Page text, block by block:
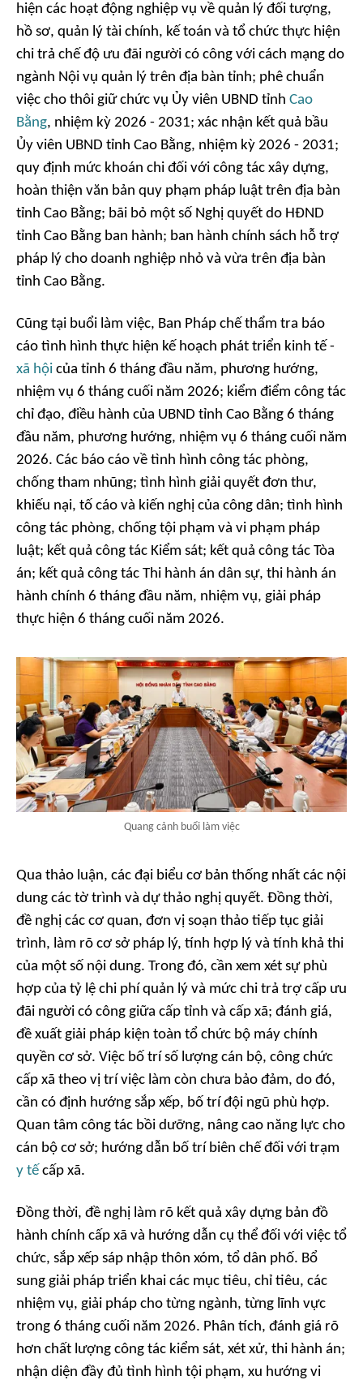
hiện các hoạt động nghiệp vụ về quản lý đối tượng,
hồ sơ, quản lý tài chính, kế toán và tổ chức thực hiện
chi trả chế độ ưu đãi người có công với cách mạng do
ngành Nội vụ quản lý trên địa bàn tỉnh; phê chuẩn
việc cho thôi giữ chức vụ Ủy viên UBND tỉnh Cao
Bằng, nhiệm kỳ 2026 - 2031; xác nhận kết quả bầu
Ủy viên UBND tỉnh Cao Bằng, nhiệm kỳ 2026 - 2031;
quy định mức khoán chi đối với công tác xây dựng,
hoàn thiện văn bản quy phạm pháp luật trên địa bàn
tỉnh Cao Bằng; bãi bỏ một số Nghị quyết do HĐND
tỉnh Cao Bằng ban hành; ban hành chính sách hỗ trợ
pháp lý cho doanh nghiệp nhỏ và vừa trên địa bàn
tỉnh Cao Bằng.
Cũng tại buổi làm việc, Ban Pháp chế thẩm tra báo
cáo tình hình thực hiện kế hoạch phát triển kinh tế -
xã hội của tỉnh 6 tháng đầu năm, phương hướng,
nhiệm vụ 6 tháng cuối năm 2026; kiểm điểm công tác
chỉ đạo, điều hành của UBND tỉnh Cao Bằng 6 tháng
đầu năm, phương hướng, nhiệm vụ 6 tháng cuối năm
2026. Các báo cáo về tình hình công tác phòng,
chống tham nhũng; tình hình giải quyết đơn thư,
khiếu nại, tố cáo và kiến nghị của công dân; tình hình
công tác phòng, chống tội phạm và vi phạm pháp
luật; kết quả công tác Kiểm sát; kết quả công tác Tòa
án; kết quả công tác Thi hành án dân sự, thi hành án
hành chính 6 tháng đầu năm, nhiệm vụ, giải pháp
thực hiện 6 tháng cuối năm 2026.
Quang cảnh buổi làm việc
Qua thảo luận, các đại biểu cơ bản thống nhất các nội
dung các tờ trình và dự thảo nghị quyết. Đồng thời,
đề nghị các cơ quan, đơn vị soạn thảo tiếp tục giải
trình, làm rõ cơ sở pháp lý, tính hợp lý và tính khả thi
của một số nội dung. Trong đó, cần xem xét sự phù
hợp của tỷ lệ chi phí quản lý và mức chi trả trợ cấp ưu
đãi người có công giữa cấp tỉnh và cấp xã; đánh giá,
đề xuất giải pháp kiện toàn tổ chức bộ máy chính
quyền cơ sở. Việc bố trí số lượng cán bộ, công chức
cấp xã theo vị trí việc làm còn chưa bảo đảm, do đó,
cần có định hướng sắp xếp, bố trí đội ngũ phù hợp.
Quan tâm công tác bồi dưỡng, nâng cao năng lực cho
cán bộ cơ sở; hướng dẫn bố trí biên chế đối với trạm
y tế cấp xã.
Đồng thời, đề nghị làm rõ kết quả xây dựng bản đồ
hành chính cấp xã và hướng dẫn cụ thể đối với việc tổ
chức, sắp xếp sáp nhập thôn xóm, tổ dân phố. Bổ
sung giải pháp triển khai các mục tiêu, chỉ tiêu, các
nhiệm vụ, giải pháp cho từng ngành, từng lĩnh vực
trong 6 tháng cuối năm 2026. Phân tích, đánh giá rõ
hơn chất lượng công tác kiểm sát, xét xử, thi hành án;
nhận diện đầy đủ tình hình tội phạm, xu hướng vi